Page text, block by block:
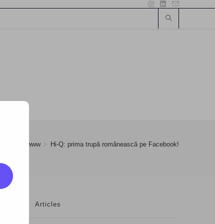
www > Hi-Q: prima trupă românească pe Facebook!
Articles